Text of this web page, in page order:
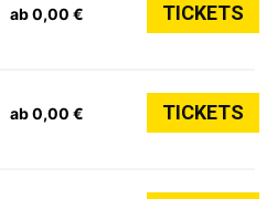
ab 0,00 € TICKETS
ab 0,00 € TICKETS